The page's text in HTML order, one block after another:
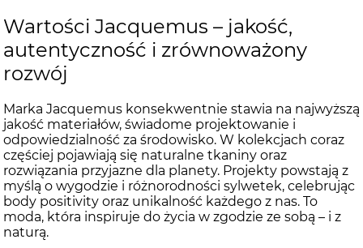
Wartości Jacquemus – jakość,
autentyczność i zrównoważony
rozwój
Marka Jacquemus konsekwentnie stawia na najwyższą
jakość materiałów, świadome projektowanie i
odpowiedzialność za środowisko. W kolekcjach coraz
częściej pojawiają się naturalne tkaniny oraz
rozwiązania przyjazne dla planety. Projekty powstają z
myślą o wygodzie i różnorodności sylwetek, celebrując
body positivity oraz unikalność każdego z nas. To
moda, która inspiruje do życia w zgodzie ze sobą – i z
naturą.